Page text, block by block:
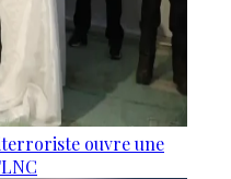
ouvre une